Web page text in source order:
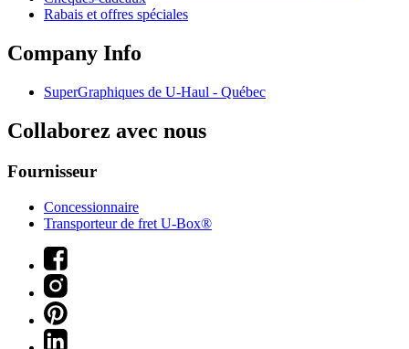
Rabais et offres spéciales
Company Info
SuperGraphiques de U-Haul - Québec
Collaborez avec nous
Fournisseur
Concessionnaire
Transporteur de fret U-Box®